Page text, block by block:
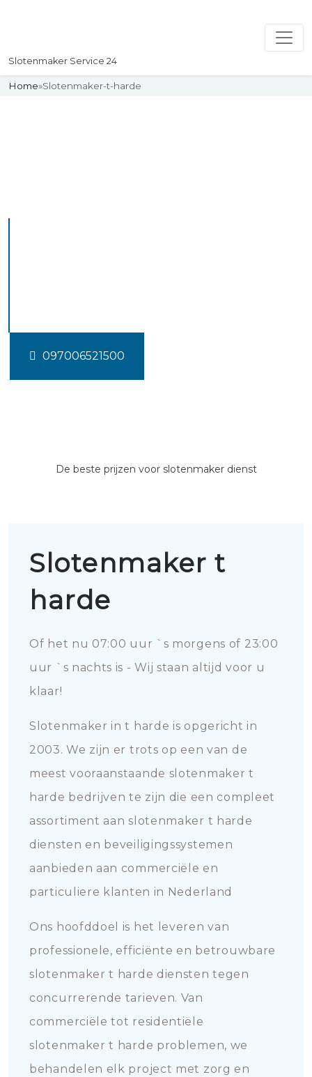
Slotenmaker Service 24
Home»Slotenmaker-t-harde
097006521500
De beste prijzen voor slotenmaker dienst
Slotenmaker t
harde
Of het nu 07:00 uur `s morgens of 23:00
uur `s nachts is - Wij staan altijd voor u
klaar!
Slotenmaker in t harde is opgericht in
2003. We zijn er trots op een van de
meest vooraanstaande slotenmaker t
harde bedrijven te zijn die een compleet
assortiment aan slotenmaker t harde
diensten en beveiligingssystemen
aanbieden aan commerciële en
particuliere klanten in Nederland
Ons hoofddoel is het leveren van
professionele, efficiënte en betrouwbare
slotenmaker t harde diensten tegen
concurrerende tarieven. Van
commerciële tot residentiële
slotenmaker t harde problemen, we
behandelen elk project met zorg en